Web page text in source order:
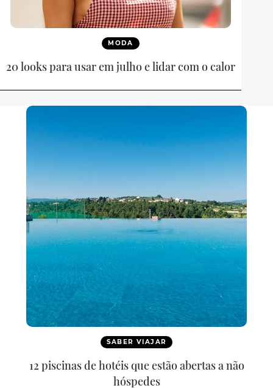
MODA
20 looks para usar em julho e lidar com o calor
SABER VIAJAR
12 piscinas de hotéis que estão abertas a não
hóspedes